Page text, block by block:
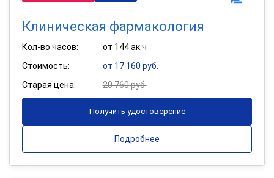
Клиническая фармакология
Кол-во часов:
от 144 ак.ч
Стоимость:
от 17 160 руб.
Старая цена:
20 760 руб.
Получить удостоверение
Подробнее